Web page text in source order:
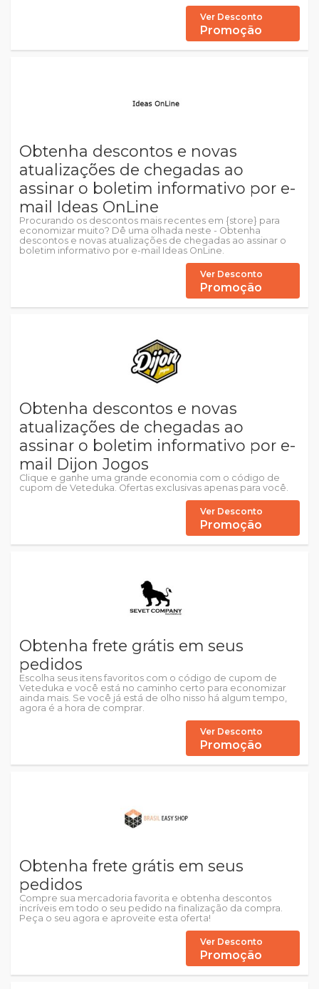
Ver Desconto
Promoção
Obtenha descontos e novas
atualizações de chegadas ao
assinar o boletim informativo por e-
mail Ideas OnLine
Procurando os descontos mais recentes em {store} para
economizar muito? Dê uma olhada neste - Obtenha
descontos e novas atualizações de chegadas ao assinar o
boletim informativo por e-mail Ideas OnLine.
Ver Desconto
Promoção
Obtenha descontos e novas
atualizações de chegadas ao
assinar o boletim informativo por e-
mail Dijon Jogos
Clique e ganhe uma grande economia com o código de
cupom de Veteduka. Ofertas exclusivas apenas para você.
Ver Desconto
Promoção
Obtenha frete grátis em seus
pedidos
Escolha seus itens favoritos com o código de cupom de
Veteduka e você está no caminho certo para economizar
ainda mais. Se você já está de olho nisso há algum tempo,
agora é a hora de comprar.
Ver Desconto
Promoção
Obtenha frete grátis em seus
pedidos
Compre sua mercadoria favorita e obtenha descontos
incríveis em todo o seu pedido na finalização da compra.
Peça o seu agora e aproveite esta oferta!
Ver Desconto
Promoção